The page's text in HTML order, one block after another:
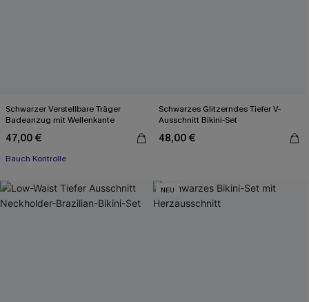
Schwarzer Verstellbare Träger
Badeanzug mit Wellenkante
47,00 €
Bauch Kontrolle
Schwarzes Glitzerndes Tiefer V-
Ausschnitt Bikini-Set
48,00 €
NEU